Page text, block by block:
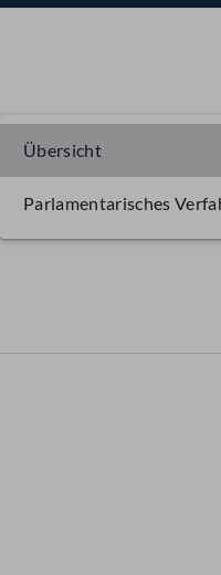
Übersicht
Parlamentarisches